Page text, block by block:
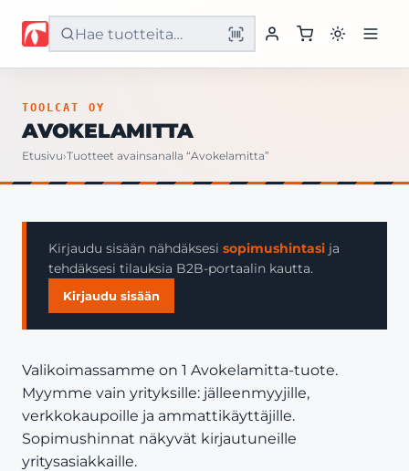
Etusivu
Yritys
Yhteystiedot
TOOLCAT OY
AVOKELAMITTA
Etusivu›Tuotteet avainsanalla “Avokelamitta”
Kirjaudu sisään nähdäksesi sopimushintasi ja
tehdäksesi tilauksia B2B-portaalin kautta.
Kirjaudu sisään
Valikoimassamme on 1 Avokelamitta-tuote.
Myymme vain yrityksille: jälleenmyyjille,
verkkokaupoille ja ammattikäyttäjille.
Sopimushinnat näkyvät kirjautuneille
yritysasiakkaille.